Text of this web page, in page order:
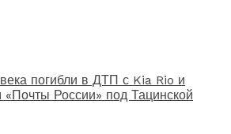
погибли в ДТП с Kia Rio и
России» под Тацинской